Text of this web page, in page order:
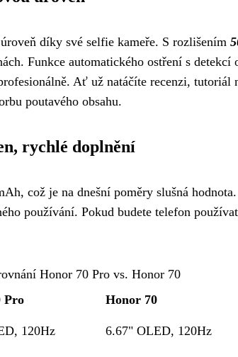
díky své selfie kameře. S rozlišením
Funkce automatického ostření s detekcí
Ať už natáčíte recenzi, tutoriál
poutavého obsahu.
rychlé doplnění
což je na dnešní poměry slušná
používání. Pokud budete telefon
Honor 70 Pro vs. Honor 70
Pro Honor 70
120Hz 6.67" OLED, 120Hz